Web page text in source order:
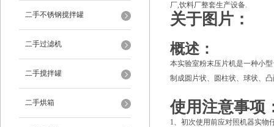
二手不锈钢搅拌罐
二手过滤机
二手搅拌罐
二手烘箱
厂,饮料厂整套生产设备.
关于图片：
概述：
本实验室粉末压片机是一种小
制成圆片状、圆柱状、球状、
使用注意事项
1、初次使用前应对照机器实物